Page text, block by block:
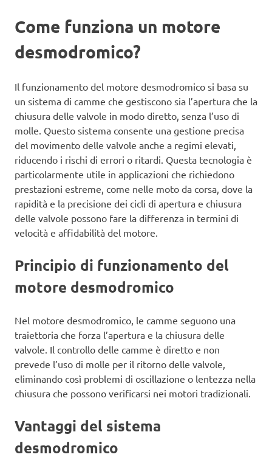
Come funziona un motore
desmodromico?
Il funzionamento del motore desmodromico si basa su
un sistema di camme che gestiscono sia l’apertura che la
chiusura delle valvole in modo diretto, senza l’uso di
molle. Questo sistema consente una gestione precisa
del movimento delle valvole anche a regimi elevati,
riducendo i rischi di errori o ritardi. Questa tecnologia è
particolarmente utile in applicazioni che richiedono
prestazioni estreme, come nelle moto da corsa, dove la
rapidità e la precisione dei cicli di apertura e chiusura
delle valvole possono fare la differenza in termini di
velocità e affidabilità del motore.
Principio di funzionamento del
motore desmodromico
Nel motore desmodromico, le camme seguono una
traiettoria che forza l’apertura e la chiusura delle
valvole. Il controllo delle camme è diretto e non
prevede l’uso di molle per il ritorno delle valvole,
eliminando così problemi di oscillazione o lentezza nella
chiusura che possono verificarsi nei motori tradizionali.
Vantaggi del sistema
desmodromico